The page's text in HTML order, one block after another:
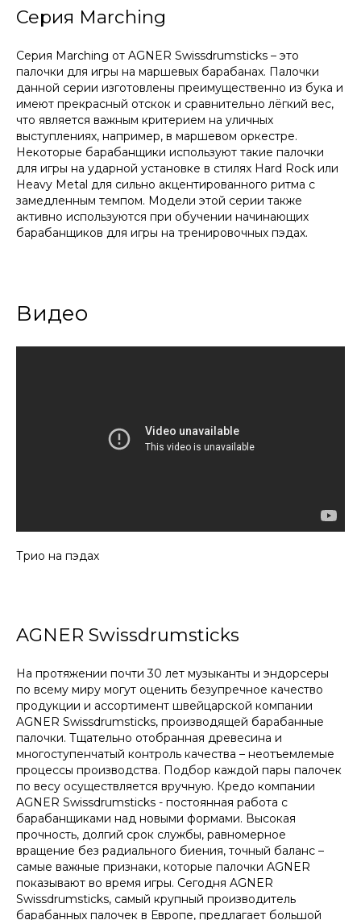
Серия Marching
Серия Marching от AGNER Swissdrumsticks – это
палочки для игры на маршевых барабанах. Палочки
данной серии изготовлены преимущественно из бука и
имеют прекрасный отскок и сравнительно лёгкий вес,
что является важным критерием на уличных
выступлениях, например, в маршевом оркестре.
Некоторые барабанщики используют такие палочки
для игры на ударной установке в стилях Hard Rock или
Heavy Metal для сильно акцентированного ритма с
замедленным темпом. Модели этой серии также
активно используются при обучении начинающих
барабанщиков для игры на тренировочных пэдах.
Видео
Трио на пэдах
AGNER Swissdrumsticks
На протяжении почти 30 лет музыканты и эндорсеры
по всему миру могут оценить безупречное качество
продукции и ассортимент швейцарской компании
AGNER Swissdrumsticks, производящей барабанные
палочки. Тщательно отобранная древесина и
многоступенчатый контроль качества – неотъемлемые
процессы производства. Подбор каждой пары палочек
по весу осуществляется вручную. Кредо компании
AGNER Swissdrumsticks - постоянная работа с
барабанщиками над новыми формами. Высокая
прочность, долгий срок службы, равномерное
вращение без радиального биения, точный баланс –
самые важные признаки, которые палочки AGNER
показывают во время игры. Сегодня AGNER
Swissdrumsticks, самый крупный производитель
барабанных палочек в Европе, предлагает большой